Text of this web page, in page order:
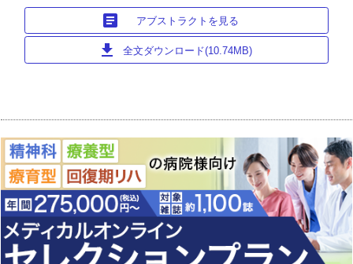
article アブストラクトを見る
download 全文ダウンロード(10.74MB)